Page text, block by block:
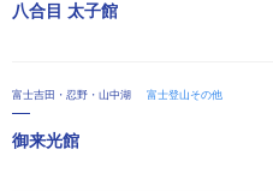
八合目 太子館
富士吉田・忍野・山中湖 富士登山その他
御来光館